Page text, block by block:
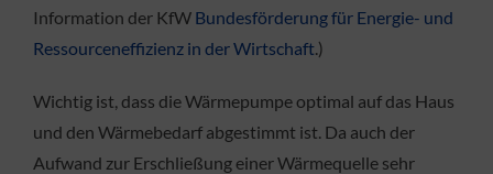
Information der KfW Bundesförderung für Energie- und
Ressourceneffizienz in der Wirtschaft.)
Wichtig ist, dass die Wärmepumpe optimal auf das Haus
und den Wärmebedarf abgestimmt ist. Da auch der
Aufwand zur Erschließung einer Wärmequelle sehr